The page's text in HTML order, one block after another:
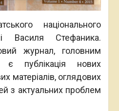
національного
Василя Стефаника.
журнал, головним
є публікація нових
матеріалів, оглядових
з актуальних проблем